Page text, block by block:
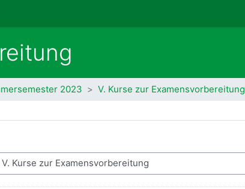
2023 V. Kurse zur Examensvorbereitung